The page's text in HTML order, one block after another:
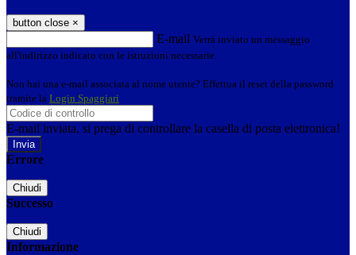
button close ×
E-mail Verrà inviato un messaggio
all'indirizzo indicato con le istruzioni necessarie.
Non hai una e-mail associata al nome utente? Effettua il reset della password
tramite la Login Spaggiari
E-mail inviata, si prega di controllare la casella di posta elettronica!
Errore
Chiudi
Successo
Chiudi
Informazione